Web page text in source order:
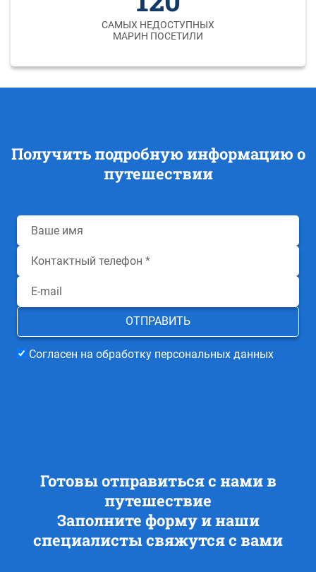
САМЫХ НЕДОСТУПНЫХ
МАРИН ПОСЕТИЛИ
Получить подробную информацию о
путешествии
Согласен на обработку персональных данных
Готовы отправиться с нами в
путешествие
Заполните форму и наши
специалисты свяжутся с вами